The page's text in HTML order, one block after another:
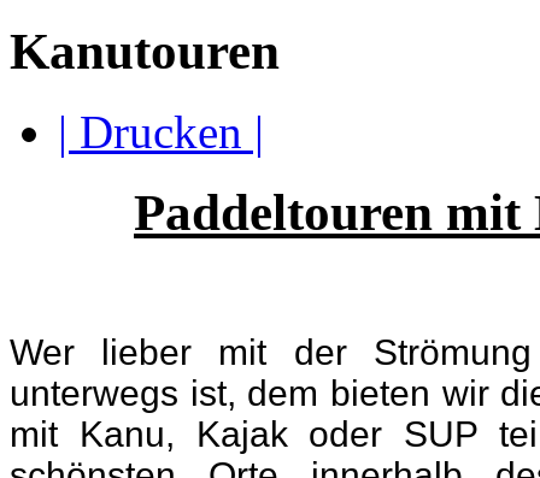
Kanutouren
| Drucken |
Paddeltouren
Wer lieber mit der
unterwegs ist, dem bieten wir
mit Kanu, Kajak oder SUP